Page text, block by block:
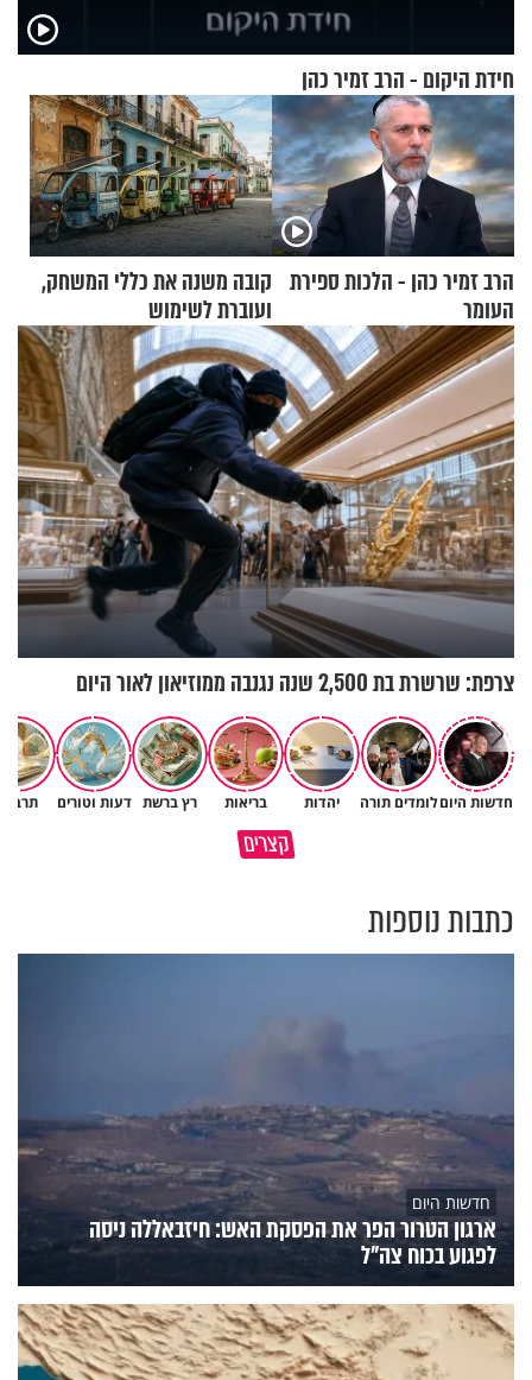
חידת היקום - הרב זמיר כהן
הרב זמיר כהן - הלכות ספירת
העומר
קובה משנה את כללי המשחק,
ועוברת לשימוש
בתלת־אופנועים סולאריים
צרפת: שרשרת בת 2,500 שנה נגנבה ממוזיאון לאור היום
חדשות היוםלומדים תורה יהדות בריאות רץ ברשת דעות וטורים
קצרים
תעצרו לפני שאתם מוציאים דיבה
כתבות נוספות
חדשות היום
ארגון הטרור הפר את הפסקת האש: חיזבאללה ניסה
לפגוע בכוח צה"ל